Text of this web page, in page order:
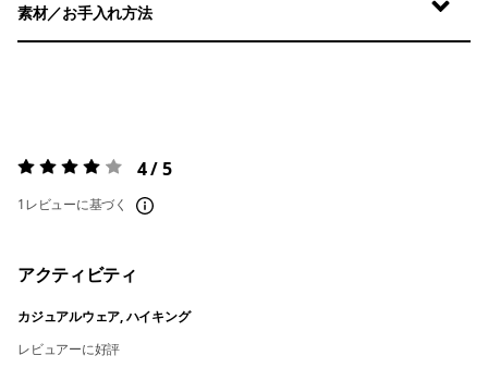
素材／お手入れ方法
評価:4 / 5 4 / 5
1レビューに基づく
アクティビティ
カジュアルウェア, ハイキング
レビュアーに好評